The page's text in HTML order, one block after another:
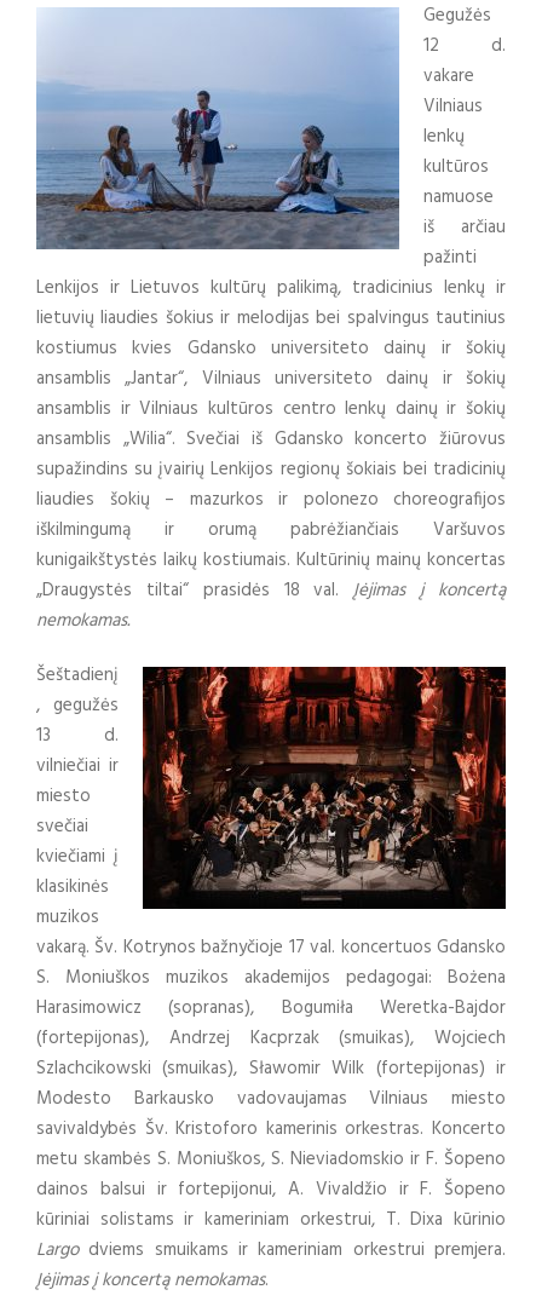
Gegužės
12 d.
vakare
Vilniaus
lenkų
kultūros
namuose
iš arčiau
pažinti
Lenkijos ir Lietuvos kultūrų palikimą, tradicinius lenkų ir
lietuvių liaudies šokius ir melodijas bei spalvingus tautinius
kostiumus kvies Gdansko universiteto dainų ir šokių
ansamblis „Jantar“, Vilniaus universiteto dainų ir šokių
ansamblis ir Vilniaus kultūros centro lenkų dainų ir šokių
ansamblis „Wilia“. Svečiai iš Gdansko koncerto žiūrovus
supažindins su įvairių Lenkijos regionų šokiais bei tradicinių
liaudies šokių – mazurkos ir polonezo choreografijos
iškilmingumą ir orumą pabrėžiančiais Varšuvos
kunigaikštystės laikų kostiumais. Kultūrinių mainų koncertas
„Draugystės tiltai“ prasidės 18 val.Įėjimas į koncertą
nemokamas.
Šeštadienį
, gegužės
13 d.
vilniečiai ir
miesto
svečiai
kviečiami į
klasikinės
muzikos
vakarą. Šv. Kotrynos bažnyčioje 17 val. koncertuos Gdansko
S. Moniuškos muzikos akademijos pedagogai: Bożena
Harasimowicz (sopranas), Bogumiła Weretka-Bajdor
(fortepijonas), Andrzej Kacprzak (smuikas), Wojciech
Szlachcikowski (smuikas), Sławomir Wilk (fortepijonas) ir
Modesto Barkausko vadovaujamas Vilniaus miesto
savivaldybės Šv. Kristoforo kamerinis orkestras. Koncerto
metu skambės S. Moniuškos, S. Nieviadomskio ir F. Šopeno
dainos balsui ir fortepijonui, A. Vivaldžio ir F. Šopeno
kūriniai solistams ir kameriniam orkestrui, T. Dixa kūrinio
Largodviems smuikams ir kameriniam orkestrui premjera.
Įėjimas į koncertą nemokamas.